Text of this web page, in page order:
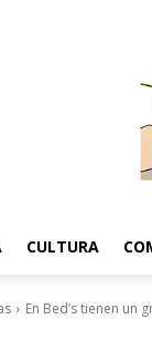
CULTURA
En Bed’s tienen un